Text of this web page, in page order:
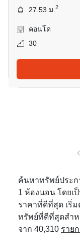
27.53 ม.2
คอนโด
30
ค้นหาทรัพย์ประ
1 ห้องนอน โดยเ
ราคาที่ดีที่สุด เริ่
ทรัพย์ที่ดีที่สุดสำ
จาก 40,310 ราย